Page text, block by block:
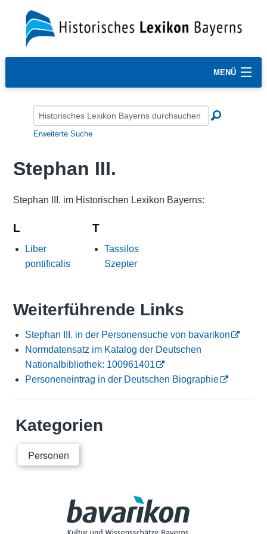
MENÜ
Erweiterte Suche
Stephan III.
Stephan III. im Historischen Lexikon Bayerns:
L
Liber
pontificalis
T
Tassilos
Szepter
Weiterführende Links
Stephan III. in der Personensuche von bavarikon
Normdatensatz im Katalog der Deutschen
Nationalbibliothek: 100961401
Personeneintrag in der Deutschen Biographie
Kategorien
Personen